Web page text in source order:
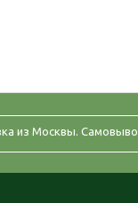
из Москвы.